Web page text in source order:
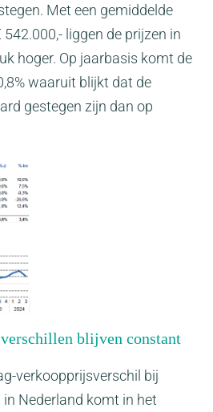
Met een gemiddelde
liggen de prijzen in
hoger. Op jaarbasis komt de
waaruit blijkt dat de
gestegen zijn dan op
blijven constant
verkoopprijsverschil bij
Nederland komt in het